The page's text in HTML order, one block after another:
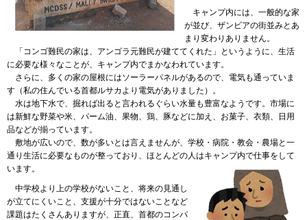
キャンプ内には、一般的な家
が並び、ザンビアの街並みとあ
まり変わりありません。
「コンゴ難民の家は、アンゴラ元難民が建ててくれた」というように、生活
に必要な様々なことが、キャンプ内でまかなわれています。
さらに、多くの家の屋根にはソーラーパネルがあるので、電気も通っていま
す（私の住んでいる首都ルサカより電気がありました）。
水は地下水で、掘れば出ると言われるぐらい水量も豊富なようです。市場に
は新鮮な野菜や米、パーム油、果物、鶏、豚などに加え、お菓子、衣類、日用
品などが揃っています。
敷地が広いので、数が多いとは言えませんが、学校・病院・教会・農場と一
通り生活に必要なものが整っており、ほとんどの人はキャンプ内で仕事をして
います。
中学校より上の学校がないこと、将来の見通し
が立てにくいこと、支援が十分ではないことなど
課題はたくさんありますが、正直、首都のコンパ